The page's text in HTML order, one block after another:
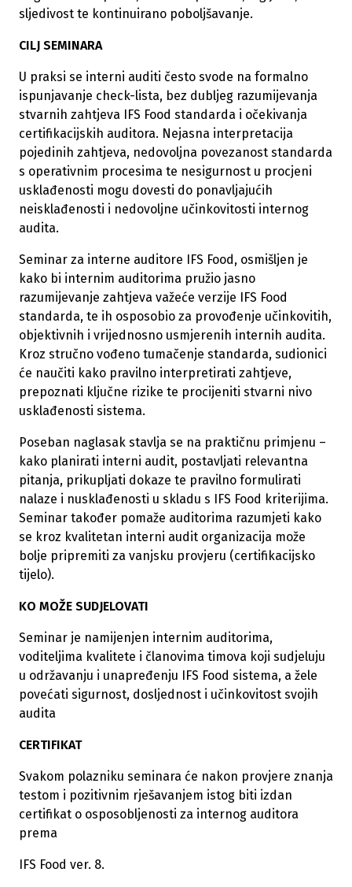
sljedivost te kontinuirano poboljšavanje.
CILJ SEMINARA
U praksi se interni auditi često svode na formalno
ispunjavanje check-lista, bez dubljeg razumijevanja
stvarnih zahtjeva IFS Food standarda i očekivanja
certifikacijskih auditora. Nejasna interpretacija
pojedinih zahtjeva, nedovoljna povezanost standarda
s operativnim procesima te nesigurnost u procjeni
usklađenosti mogu dovesti do ponavljajućih
neisklađenosti i nedovoljne učinkovitosti internog
audita.
Seminar za interne auditore IFS Food, osmišljen je
kako bi internim auditorima pružio jasno
razumijevanje zahtjeva važeće verzije IFS Food
standarda, te ih osposobio za provođenje učinkovitih,
objektivnih i vrijednosno usmjerenih internih audita.
Kroz stručno vođeno tumačenje standarda, sudionici
će naučiti kako pravilno interpretirati zahtjeve,
prepoznati ključne rizike te procijeniti stvarni nivo
usklađenosti sistema.
Poseban naglasak stavlja se na praktičnu primjenu –
kako planirati interni audit, postavljati relevantna
pitanja, prikupljati dokaze te pravilno formulirati
nalaze i nusklađenosti u skladu s IFS Food kriterijima.
Seminar također pomaže auditorima razumjeti kako
se kroz kvalitetan interni audit organizacija može
bolje pripremiti za vanjsku provjeru (certifikacijsko
tijelo).
KO MOŽE SUDJELOVATI
Seminar je namijenjen internim auditorima,
voditeljima kvalitete i članovima timova koji sudjeluju
u održavanju i unapređenju IFS Food sistema, a žele
povećati sigurnost, dosljednost i učinkovitost svojih
audita
CERTIFIKAT
Svakom polazniku seminara će nakon provjere znanja
testom i pozitivnim rješavanjem istog biti izdan
certifikat o osposobljenosti za internog auditora
prema
IFS Food ver. 8.